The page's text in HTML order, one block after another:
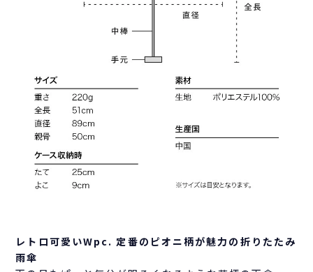
レトロ可愛いWpc. 定番のピオニ柄が魅力の折りたたみ
雨傘